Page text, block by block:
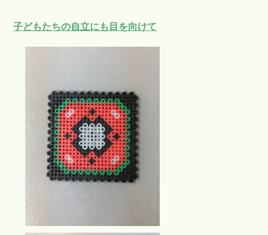
子どもたちの自立にも目を向けて